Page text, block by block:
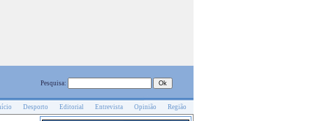
Pesquisa:
Desporto Editorial Entrevista Opinião Região